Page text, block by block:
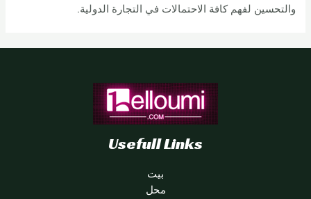
والتحسين لفهم كافة الاحتمالات في التجارة الدولية.
Usefull Links
بيت
محل